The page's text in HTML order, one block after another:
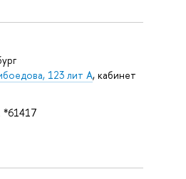
123 лит А, кабинет
*61417